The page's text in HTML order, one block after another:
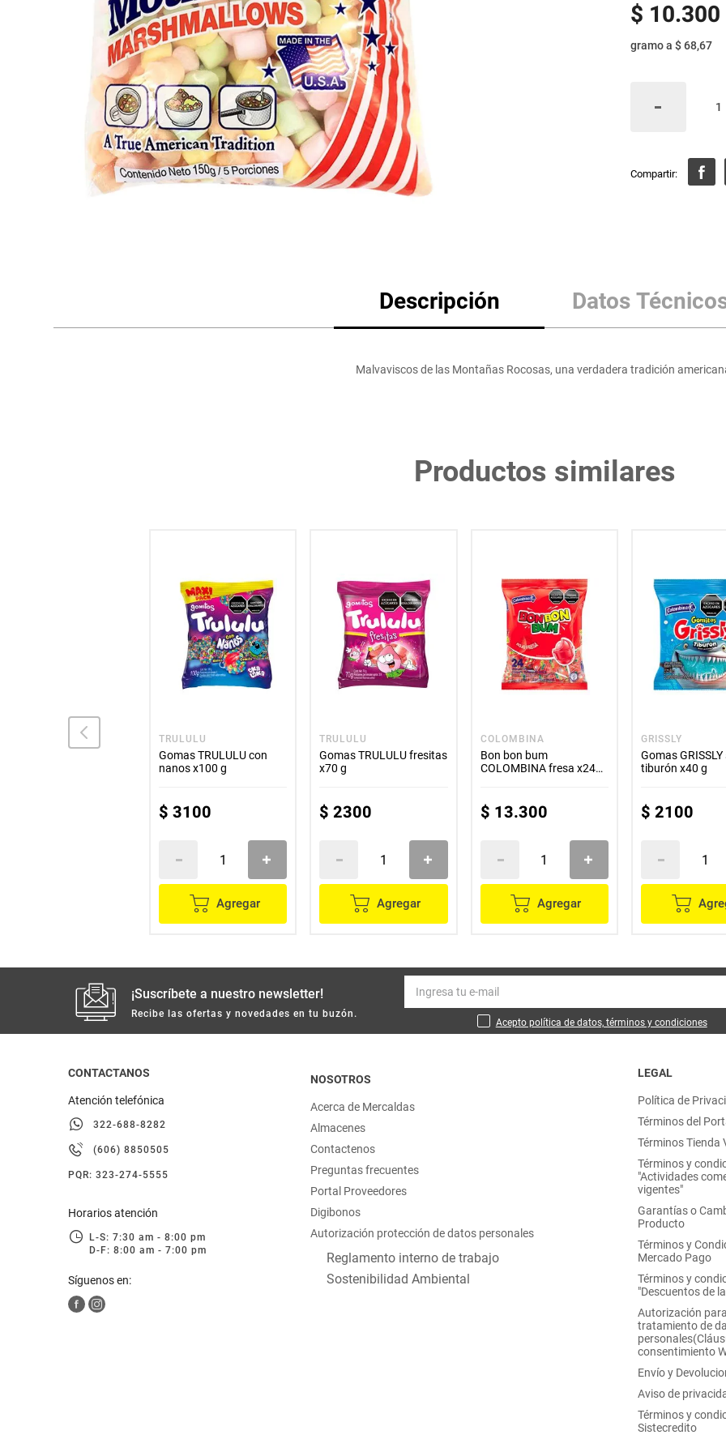
lácteos y refrigerados
vinos y licores
cuidado del bebé
mascotas
otros
$ 10.300
gramoa $ 68,67
Descripción Datos
Malvaviscos de las Montañas Rocosas, una verdadera tradición
Productos similares
TRULULU
Gomas TRULULU con
nanos x100 g
$ 3100
Agregar
TRULULU
Gomas TRULULU fresitas
x70 g
$ 2300
Agregar
COLOMBINA
Bon bon bum
COLOMBINA fresa x24
$ 13.300
Agregar
GRISSLY
Gomas
tiburón x40 g
$ 2100
¡Suscríbete a nuestro newsletter!
Recibe las ofertas y novedades en tu buzón.
Acepto política de datos, términos y condiciones
CONTACTANOS
Atención telefónica
322-688-8282
(606) 8850505
PQR: 323-274-5555
Horarios atención
L-S: 7:30 am - 8:00 pm
D-F: 8:00 am - 7:00 pm
Síguenos en:
NOSOTROS
Acerca de Mercaldas
Almacenes
Contactenos
Preguntas frecuentes
Portal Proveedores
Digibonos
Autorización protección de datos personales
Reglamento interno de trabajo
Sostenibilidad Ambiental
LEGAL
Política de
Términos del
Términos Tienda
Términos y
"Actividades
vigentes"
Garantías o
Producto
Términos y
Mercado Pago
Términos y
"Descuentos de
Autorización
tratamiento de
consentimiento
Envío y
Aviso de
Términos y
Sistecredito
Mantequilla